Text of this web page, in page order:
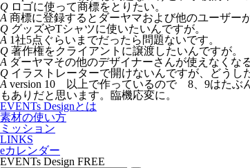
Q ロゴに使って商標をとりたい。
A 商標に登録するとダーヤマおよび他のユーザー
Q グッズやTシャツに使いたいんですが。
A 1社5点ぐらいまでだったら問題ないです。
Q 著作権をクライアントに譲渡したいんですが。
A ダーヤマその他のデザイナーさんが使えなくな
Q イラストレーターで開けないんですが、どうし
A version 10 以上で作っているので 8、9はたぶ
もありだと思います。臨機応変に。
EVENTs Designとは
素材の使い方
ミッション
LINKS
eカレンダー
EVENTs Design FREE